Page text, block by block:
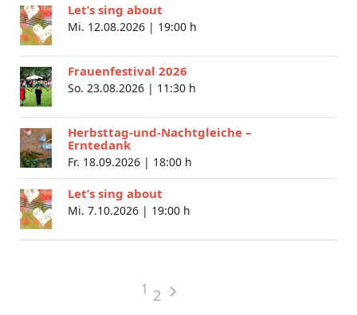
Let’s sing about
Mi. 12.08.2026 | 19:00 h
Frauenfestival 2026
So. 23.08.2026 | 11:30 h
Herbsttag-und-Nachtgleiche –
Erntedank
Fr. 18.09.2026 | 18:00 h
Let’s sing about
Mi. 7.10.2026 | 19:00 h
1 2